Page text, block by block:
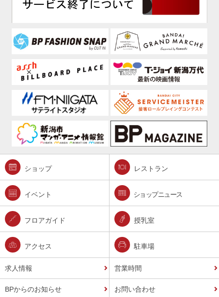
ショップ レストラン
イベント ショップニュース
フロアガイド 授乳室
アクセス 駐車場
求人情報 営業時間
BPからのお知らせ お問い合わせ